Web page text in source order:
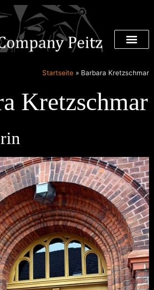
Startseite » Barbara Kretzschmar
Kretzschmar
Spendenbox
leicht
gemacht